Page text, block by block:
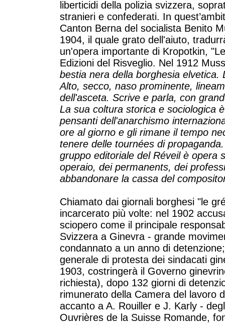
liberticidi della polizia svizzera,
stranieri e confederati. In
Canton Berna del socialista Benito
1904, il quale grato dell'aiuto,
un'opera importante di Kropotkin,
Edizioni del Risveglio. Nel 1912
bestia nera della borghesia
Alto, secco, naso prominente,
dell'asceta. Scrive e parla, con
La sua coltura storica e sociologica
pensanti dell'anarchismo
ore al giorno e gli rimane il tempo
tenere delle tournées di
gruppo editoriale del Réveil è
operaio, dei permanents, dei
abbandonare la cassa del
Chiamato dai giornali borghesi "le
incarcerato più volte: nel 1902
sciopero come il principale
Svizzera a Ginevra - grande
condannato a un anno di
generale di protesta dei sindacati
1903, costringerà il Governo
richiesta), dopo 132 giorni di
rimunerato della Camera del lavoro
accanto a A. Rouiller e J. Karly -
Ouvrières de la Suisse Romande,